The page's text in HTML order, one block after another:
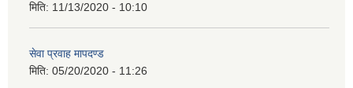
मिति: 11/13/2020 - 10:10
सेवा प्रवाह मापदण्ड
मिति: 05/20/2020 - 11:26